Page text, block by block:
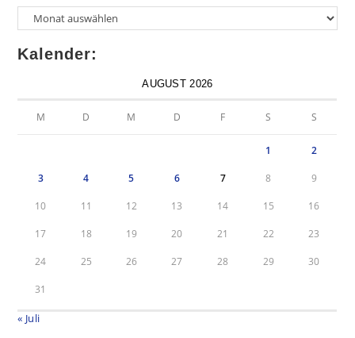
Archiv
Kalender:
AUGUST 2026
M D M D F S S
1 2
3 4 5 6 7 8 9
10 11 12 13 14 15 16
17 18 19 20 21 22 23
24 25 26 27 28 29 30
31
« Juli